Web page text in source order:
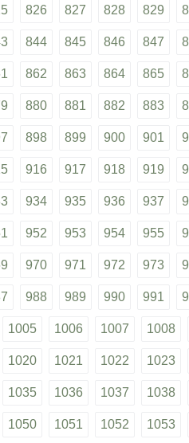
826 827 828 829
844 845 846 847
862 863 864 865
880 881 882 883
898 899 900 901
916 917 918 919
934 935 936 937
952 953 954 955
970 971 972 973
988 989 990 991
1005 1006 1007 1008
1020 1021 1022 1023
1035 1036 1037 1038
1050 1051 1052 1053